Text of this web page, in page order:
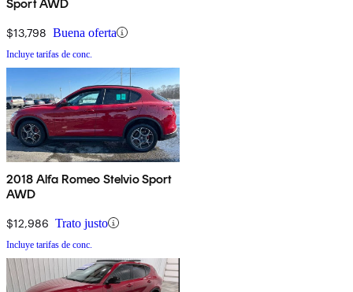
Sport AWD
$13,798 Buena oferta
Incluye tarifas de conc.
2018 Alfa Romeo Stelvio Sport
AWD
$12,986 Trato justo
Incluye tarifas de conc.